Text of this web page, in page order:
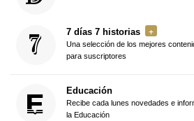
7 días 7 historias
Una selección de los mejores
para suscriptores
Educación
Recibe cada lunes novedades e
la Educación